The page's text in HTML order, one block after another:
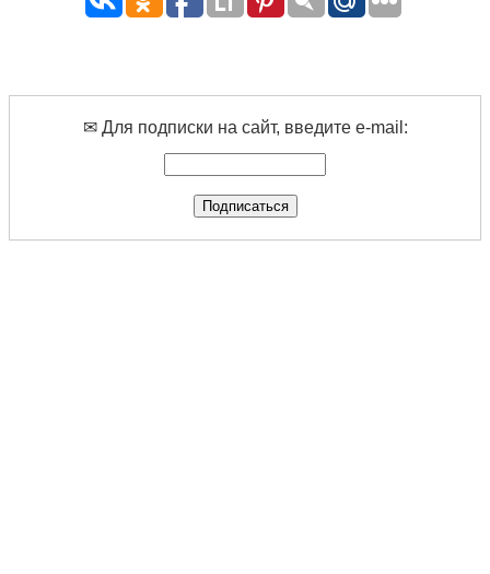
✉ Для подписки на сайт, введите e-mail: